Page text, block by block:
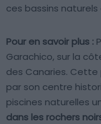
ces bassins naturels
Pour en savoir plus :
Garachico, sur la
des Canaries.
par son centre
piscines naturelles
dans les rochers